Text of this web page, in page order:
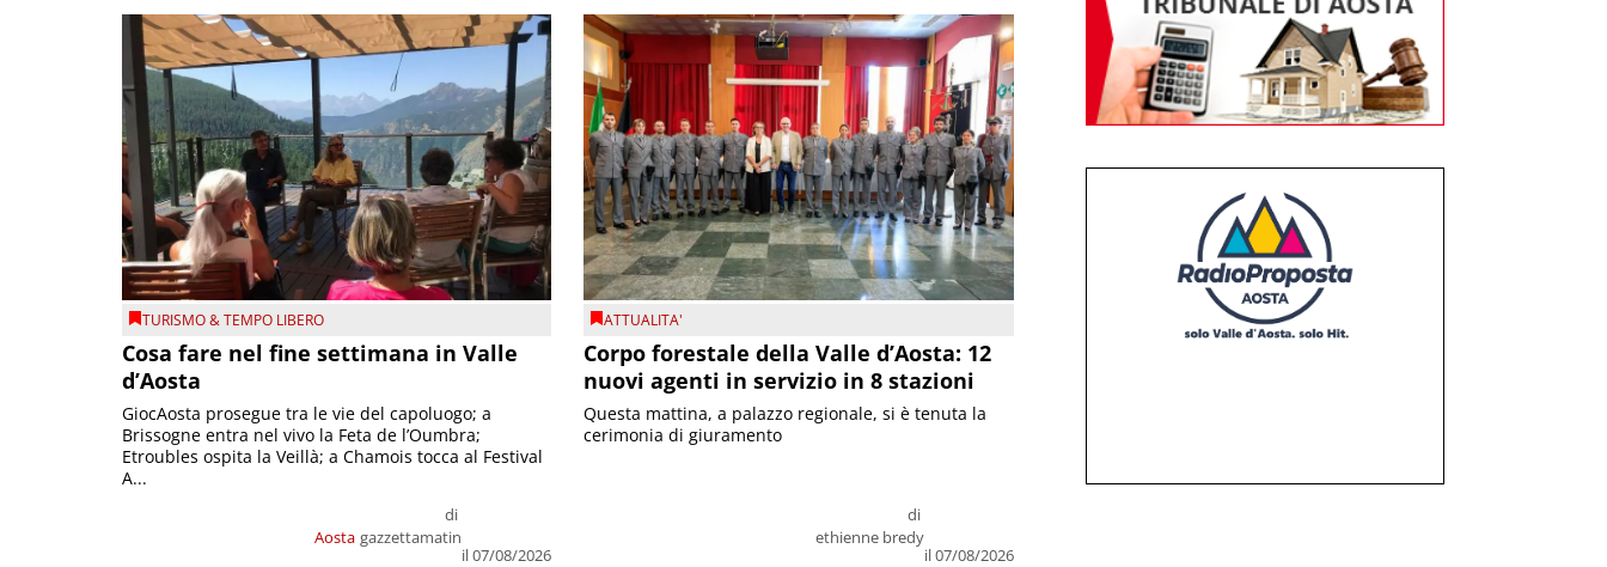
TURISMO & TEMPO LIBERO
Cosa fare nel fine settimana in Valle
d’Aosta
Aosta
di
gazzettamatin
il 07/08/2026
GiocAosta prosegue tra le vie del capoluogo; a
Brissogne entra nel vivo la Feta de l’Oumbra;
Etroubles ospita la Veillà; a Chamois tocca al Festival
A...
ATTUALITA'
Corpo forestale della Valle d’Aosta: 12
nuovi agenti in servizio in 8 stazioni
di
ethienne bredy
il 07/08/2026
Questa mattina, a palazzo regionale, si è tenuta la
cerimonia di giuramento